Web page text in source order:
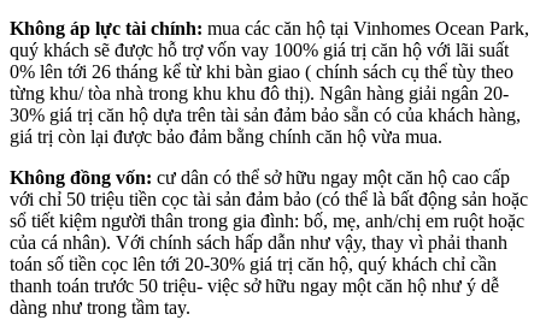
Không áp lực tài chính: mua các căn hộ tại Vinhomes Ocean Park,
quý khách sẽ được hỗ trợ vốn vay 100% giá trị căn hộ với lãi suất
0% lên tới 26 tháng kể từ khi bàn giao ( chính sách cụ thể tùy theo
từng khu/ tòa nhà trong khu khu đô thị). Ngân hàng giải ngân 20-
30% giá trị căn hộ dựa trên tài sản đảm bảo sẵn có của khách hàng,
giá trị còn lại được bảo đảm bằng chính căn hộ vừa mua.
Không đồng vốn: cư dân có thể sở hữu ngay một căn hộ cao cấp
với chỉ 50 triệu tiền cọc tài sản đảm bảo (có thể là bất động sản hoặc
sổ tiết kiệm người thân trong gia đình: bố, mẹ, anh/chị em ruột hoặc
của cá nhân). Với chính sách hấp dẫn như vậy, thay vì phải thanh
toán số tiền cọc lên tới 20-30% giá trị căn hộ, quý khách chỉ cần
thanh toán trước 50 triệu- việc sở hữu ngay một căn hộ như ý dễ
dàng như trong tầm tay.